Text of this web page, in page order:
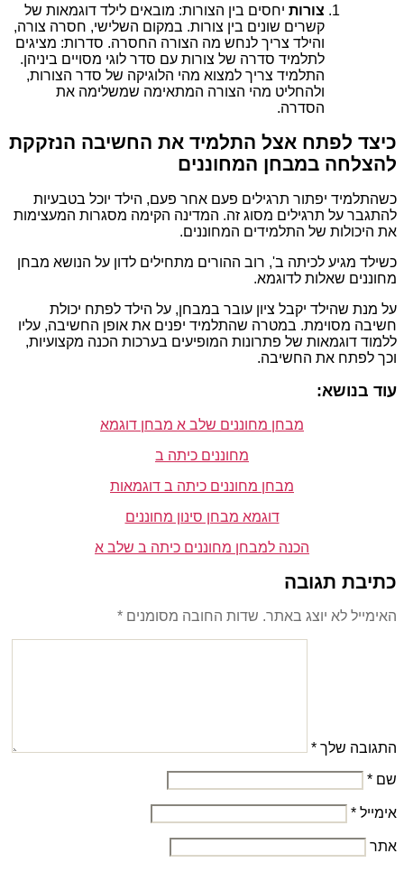
צורות יחסים בין הצורות: מובאים לילד דוגמאות של
קשרים שונים בין צורות. במקום השלישי, חסרה צורה,
והילד צריך לנחש מה הצורה החסרה. סדרות: מציגים
לתלמיד סדרה של צורות עם סדר לוגי מסויים ביניהן.
התלמיד צריך למצוא מהי הלוגיקה של סדר הצורות,
ולהחליט מהי הצורה המתאימה שמשלימה את
הסדרה.
כיצד לפתח אצל התלמיד את החשיבה הנזקקת
להצלחה במבחן המחוננים
כשהתלמיד יפתור תרגילים פעם אחר פעם, הילד יוכל בטבעיות
להתגבר על תרגילים מסוג זה. המדינה הקימה מסגרות המעצימות
את היכולות של התלמידים המחוננים.
כשילד מגיע לכיתה ב', רוב ההורים מתחילים לדון על הנושא מבחן
מחוננים שאלות לדוגמא.
על מנת שהילד יקבל ציון עובר במבחן, על הילד לפתח יכולת
חשיבה מסוימת. במטרה שהתלמיד יפנים את אופן החשיבה, עליו
ללמוד דוגמאות של פתרונות המופיעים בערכות הכנה מקצועיות,
וכך לפתח את החשיבה.
עוד בנושא:
מבחן מחוננים שלב א מבחן דוגמא
מחוננים כיתה ב
מבחן מחוננים כיתה ב דוגמאות
דוגמא מבחן סינון מחוננים
הכנה למבחן מחוננים כיתה ב שלב א
כתיבת תגובה
האימייל לא יוצג באתר. שדות החובה מסומנים *
התגובה שלך *
שם *
אימייל *
אתר